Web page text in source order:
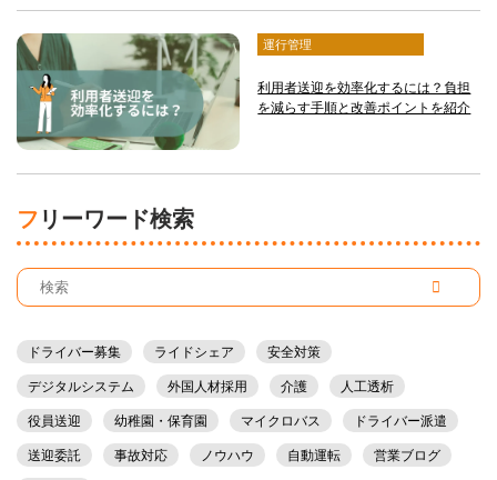
運行管理
利用者送迎を効率化するには？負担
を減らす手順と改善ポイントを紹介
フリーワード検索
ドライバー募集 ライドシェア 安全対策
デジタルシステム 外国人材採用 介護 人工透析
役員送迎 幼稚園・保育園 マイクロバス ドライバー派遣
送迎委託 事故対応 ノウハウ 自動運転 営業ブログ